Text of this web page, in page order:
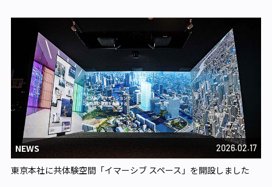
NEWS 2026.02.17
東京本社に共体験空間「イマーシブ スペース」を開設しました